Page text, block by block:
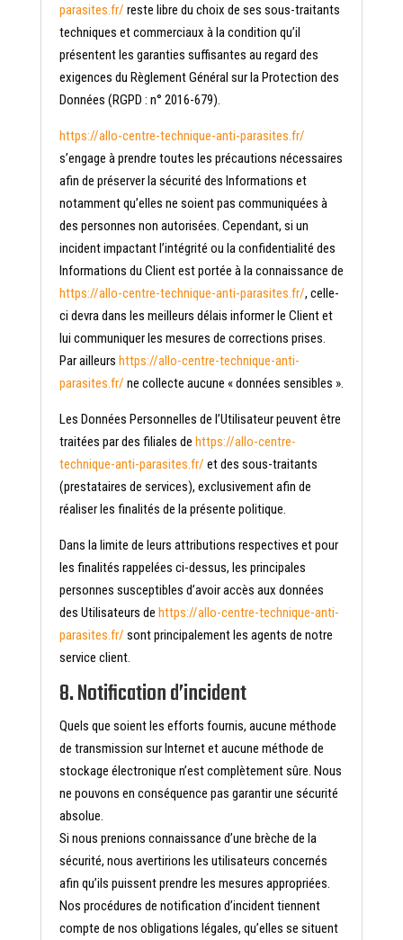
parasites.fr/ reste libre du choix de ses sous-traitants
techniques et commerciaux à la condition qu’il
présentent les garanties suffisantes au regard des
exigences du Règlement Général sur la Protection des
Données (RGPD : n° 2016-679).
https://allo-centre-technique-anti-parasites.fr/
s’engage à prendre toutes les précautions nécessaires
afin de préserver la sécurité des Informations et
notamment qu’elles ne soient pas communiquées à
des personnes non autorisées. Cependant, si un
incident impactant l’intégrité ou la confidentialité des
Informations du Client est portée à la connaissance de
https://allo-centre-technique-anti-parasites.fr/, celle-
ci devra dans les meilleurs délais informer le Client et
lui communiquer les mesures de corrections prises.
Par ailleurs https://allo-centre-technique-anti-
parasites.fr/ ne collecte aucune « données sensibles ».
Les Données Personnelles de l’Utilisateur peuvent être
traitées par des filiales de https://allo-centre-
technique-anti-parasites.fr/ et des sous-traitants
(prestataires de services), exclusivement afin de
réaliser les finalités de la présente politique.
Dans la limite de leurs attributions respectives et pour
les finalités rappelées ci-dessus, les principales
personnes susceptibles d’avoir accès aux données
des Utilisateurs de https://allo-centre-technique-anti-
parasites.fr/ sont principalement les agents de notre
service client.
8. Notification d’incident
Quels que soient les efforts fournis, aucune méthode
de transmission sur Internet et aucune méthode de
stockage électronique n’est complètement sûre. Nous
ne pouvons en conséquence pas garantir une sécurité
absolue.
Si nous prenions connaissance d’une brèche de la
sécurité, nous avertirions les utilisateurs concernés
afin qu’ils puissent prendre les mesures appropriées.
Nos procédures de notification d’incident tiennent
compte de nos obligations légales, qu’elles se situent